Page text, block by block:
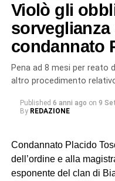
Violò gli
sorveglianza
condannato
Pena ad 8 mesi per reato
altro procedimento
Published 6 anni ago on 9
By REDAZIONE
Condannato Placido
dell’ordine e alla
esponente del clan di